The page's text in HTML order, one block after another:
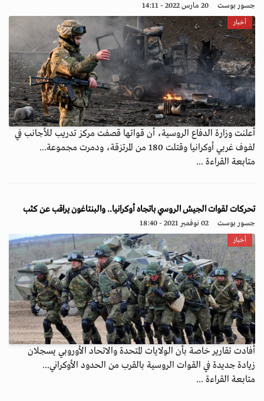
جسور بوست 20 مارس 2022 - 14:11
أخبار
أعلنت وزارة الدفاع الروسية، أن قواتها قصفت مركز تدريب للأجانب في
لفوف غربي أوكرانيا وقتلت 180 من المرتزقة، ودمرت مجموعة...
متابعة القراءة ...
تحركات لقوات الجيش الروسي باتجاه أوكرانيا.. والبنتاغون يراقب عن كثب
جسور بوست 02 نوفمبر 2021 - 18:40
أخبار
أفادت تقارير خاصة بأن الولايات المتحدة والاتحاد الأوروبي يسجلان
زيادة جديدة في القوات الروسية بالقرب من الحدود الأوكراني...
متابعة القراءة ...